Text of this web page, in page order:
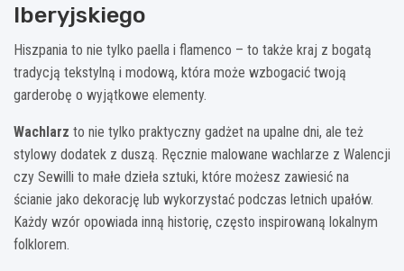
Iberyjskiego
Hiszpania to nie tylko paella i flamenco – to także kraj z bogatą
tradycją tekstylną i modową, która może wzbogacić twoją
garderobę o wyjątkowe elementy.
Wachlarz to nie tylko praktyczny gadżet na upalne dni, ale też
stylowy dodatek z duszą. Ręcznie malowane wachlarze z Walencji
czy Sewilli to małe dzieła sztuki, które możesz zawiesić na
ścianie jako dekorację lub wykorzystać podczas letnich upałów.
Każdy wzór opowiada inną historię, często inspirowaną lokalnym
folklorem.